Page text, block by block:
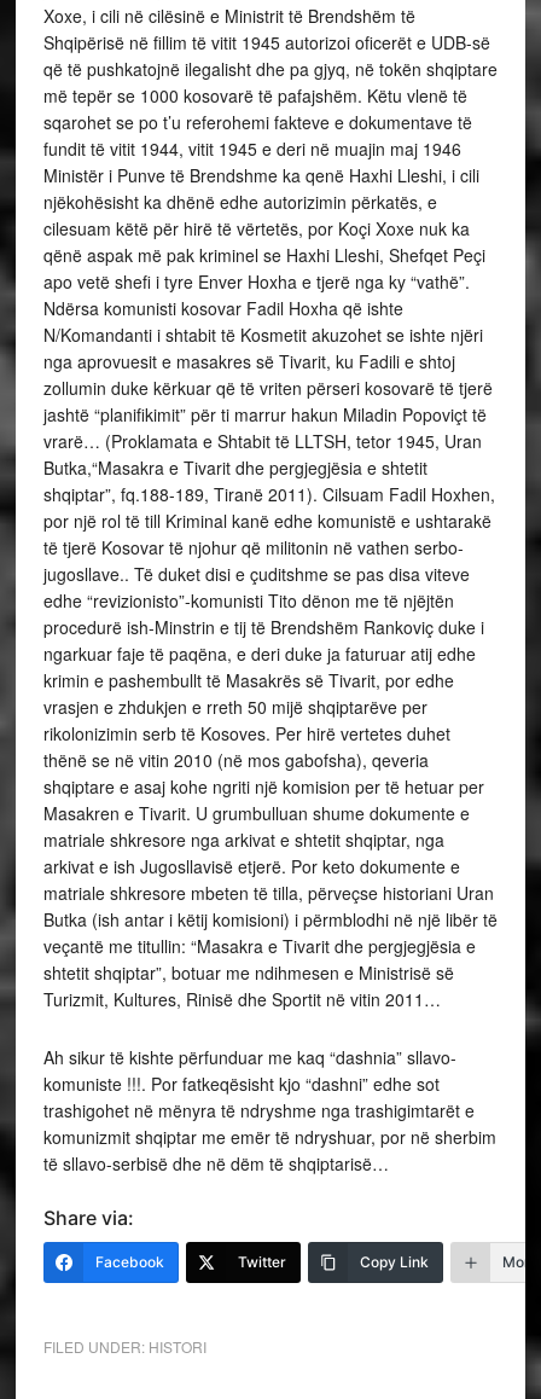
Ah sikur të kishte përfunduar me kaq “dashnia” sllavo-
komuniste !!!. Por fatkeqësisht kjo “dashni” edhe sot
trashigohet në mënyra të ndryshme nga trashigimtarët e
komunizmit shqiptar me emër të ndryshuar, por në sherbim
të sllavo-serbisë dhe në dëm të shqiptarisë…
Share via:
Facebook Twitter Copy Link More
FILED UNDER: HISTORI